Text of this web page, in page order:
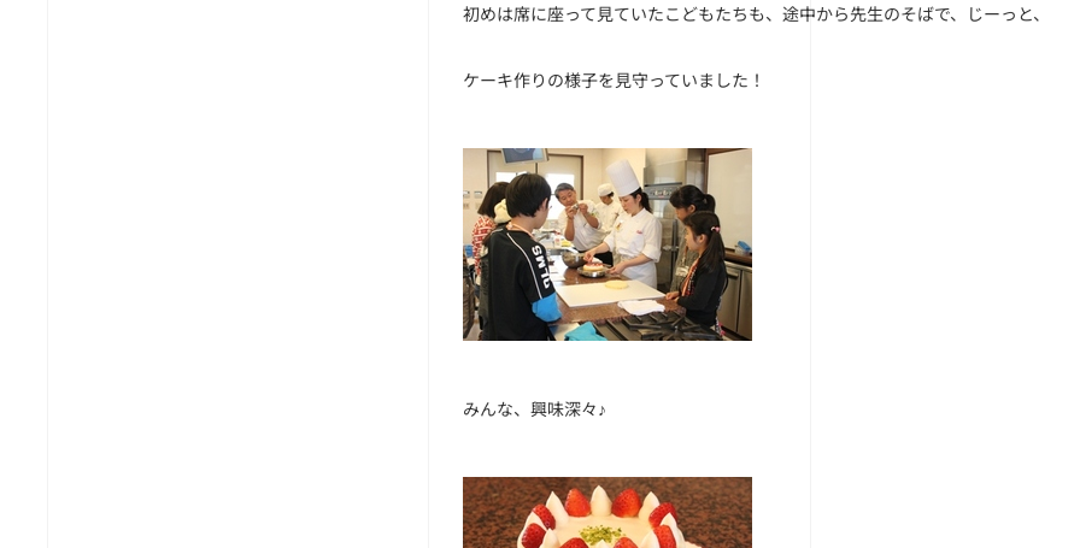
初めは席に座って見ていたこどもたちも、途中から先生のそばで、じーっと、
ケーキ作りの様子を見守っていました！
みんな、興味深々♪